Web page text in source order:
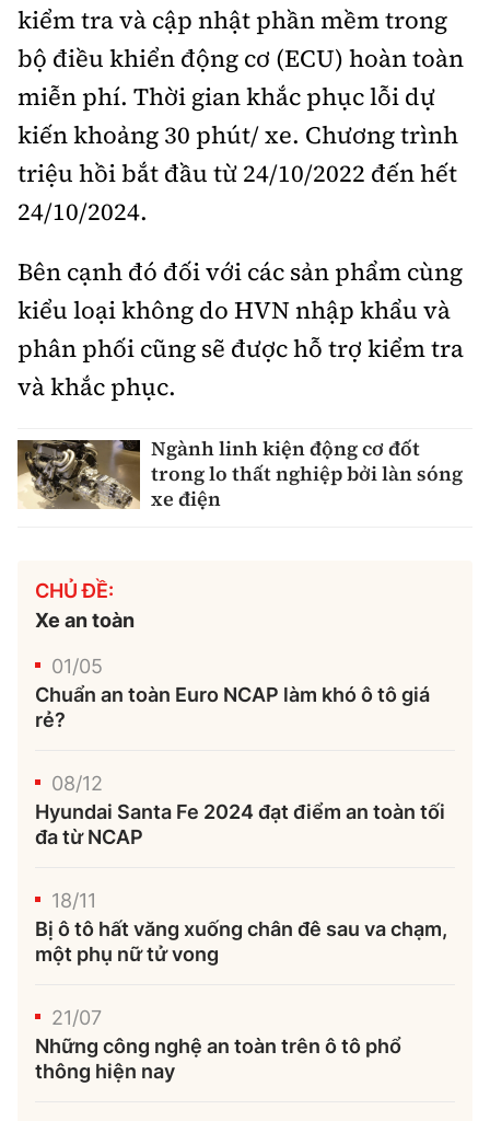
kiểm tra và cập nhật phần mềm trong
bộ điều khiển động cơ (ECU) hoàn toàn
miễn phí. Thời gian khắc phục lỗi dự
kiến khoảng 30 phút/ xe. Chương trình
triệu hồi bắt đầu từ 24/10/2022 đến hết
24/10/2024.
Bên cạnh đó đối với các sản phẩm cùng
kiểu loại không do HVN nhập khẩu và
phân phối cũng sẽ được hỗ trợ kiểm tra
và khắc phục.
Ngành linh kiện động cơ đốt
trong lo thất nghiệp bởi làn sóng
xe điện
CHỦ ĐỀ:
Xe an toàn
01/05
Chuẩn an toàn Euro NCAP làm khó ô tô giá
rẻ?
08/12
Hyundai Santa Fe 2024 đạt điểm an toàn tối
đa từ NCAP
18/11
Bị ô tô hất văng xuống chân đê sau va chạm,
một phụ nữ tử vong
21/07
Những công nghệ an toàn trên ô tô phổ
thông hiện nay